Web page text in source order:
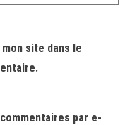
site dans le
par e-